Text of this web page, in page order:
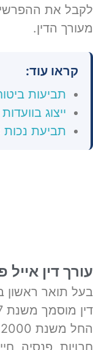
לקבל את
מעורך הדין.
קראו עוד:
תביעות
ייצוג
תביעת
עורך דין אייל